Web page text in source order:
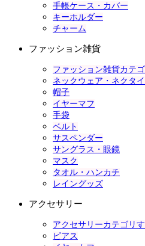
手帳ケース・カバー
キーホルダー
チャーム
ファッション雑貨
ファッション雑貨カテ
ネックウェア・ネクタイ
帽子
イヤーマフ
手袋
ベルト
サスペンダー
サングラス・眼鏡
マスク
タオル・ハンカチ
レイングッズ
アクセサリー
アクセサリーカテゴリ
ピアス